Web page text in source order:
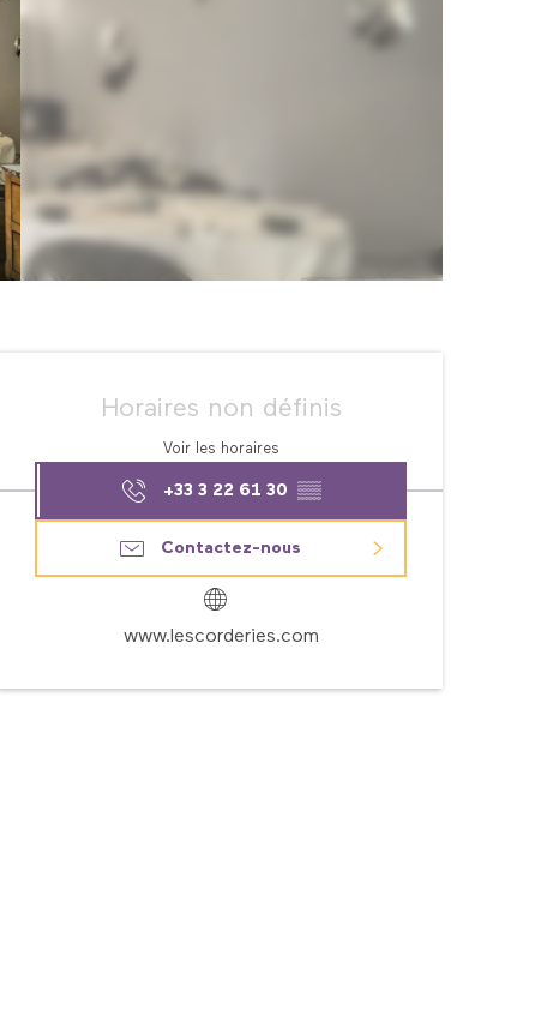
Ouverture et
Horaires non définis
Voir les horaires
+33 3 22 61 30 ▒▒
Contactez-nous
www.lescorderies.com